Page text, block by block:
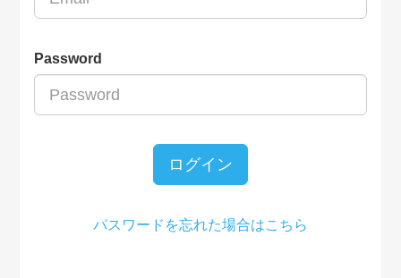
Password
ログイン
パスワードを忘れた場合はこちら